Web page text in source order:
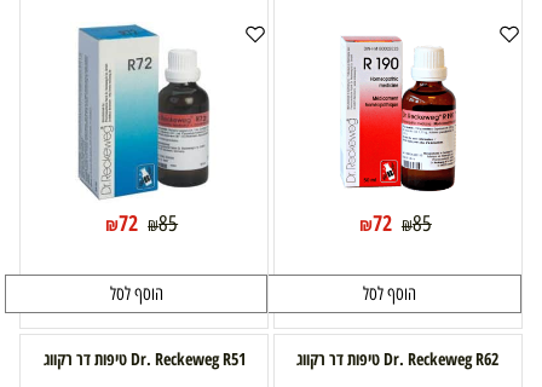
₪85
₪72
הוסף לסל
₪85
₪72
הוסף לסל
Dr. Reckeweg R62 טיפות דר רקווג Dr. Reckeweg R51 טיפות דר רקווג